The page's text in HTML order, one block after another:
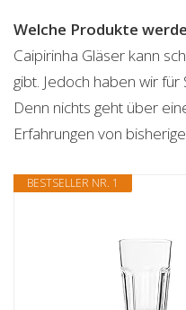
Welche Produkte
Caipirinha Gläser kann
gibt. Jedoch haben wir
Denn nichts geht über
Erfahrungen von
BESTSELLER NR. 1